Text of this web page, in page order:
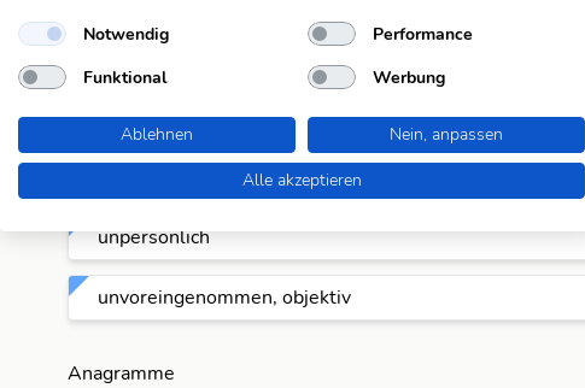
real
unpersönlich
unvoreingenommen, objektiv
Anagramme
Notwendig
Performance
Funktional
Werbung
Ablehnen
Nein, anpassen
Alle akzeptieren